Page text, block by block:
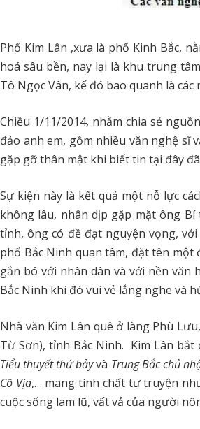
Phố Kim Lân ,xưa là phố Kinh Bắc,
hoá sâu bền, nay lại là khu trung
Tô Ngọc Vân, kế đó bao quanh là
Chiều 1/11/2014, nhằm chia sẻ
đảo anh em, gồm nhiều văn nghệ sĩ
gặp gỡ thân mật khi biết tin tại đây
Sự kiện này là kết quả một nỗ lực
không lâu, nhân dịp gặp mặt ông
tỉnh, ông có đề đạt nguyện vọng,
phố Bắc Ninh quan tâm, đặt tên một
gắn bó với nhân dân và với nền
Bắc Ninh khi đó vui vẻ lắng nghe và
Nhà văn Kim Lân quê ở làng Phù
Từ Sơn), tỉnh Bắc Ninh. Kim Lân
Tiểu thuyết thứ bảyvà Trung Bắc chủ
Cô Vịa,… mang tính chất tự truyện
cuộc sống lam lũ, vất vả của người